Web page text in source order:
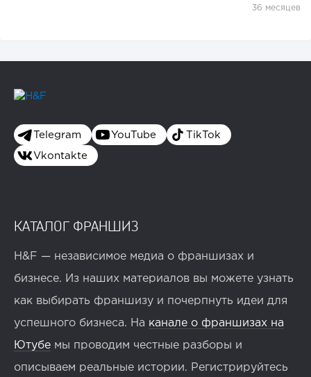
36 месяцев
Telegram YouTube TikTok
Vkontakte
КАТАЛОГ ФРАНШИЗ
H&F — независимое медиа о франшизах и
бизнесе. Из наших материалов вы можете узнать
как выбирать франшизу и почерпнуть идеи для
успешного бизнеса. На канале о франшизах на
Ютубе мы проводим честные разборы и
описываем реальные истории. Регистрируйтесь